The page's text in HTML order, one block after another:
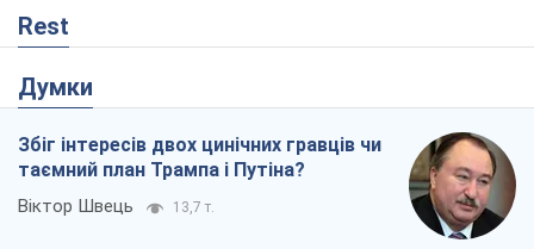
Rest
Думки
Збіг інтересів двох цинічних гравців чи
таємний план Трампа і Путіна?
Віктор Швець 13,7 т.